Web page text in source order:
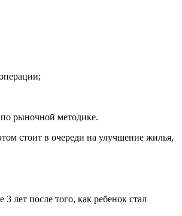
рыночной методике.
стоит в очереди на улучшение жилья,
лет после того, как ребенок стал